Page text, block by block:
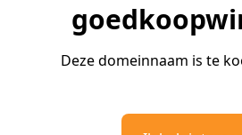
Deze domeinnaam is te